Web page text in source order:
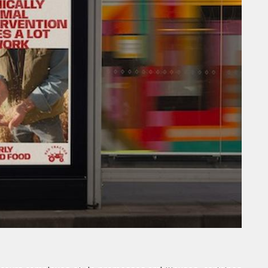
THE PARADIGM SHIFT –
BUSINESS. PEOPLE. TECH
VENDREDI 10 JANVIER 2025
MARKETING
RENTRÉE UNIVERSITAIRE : IKEA